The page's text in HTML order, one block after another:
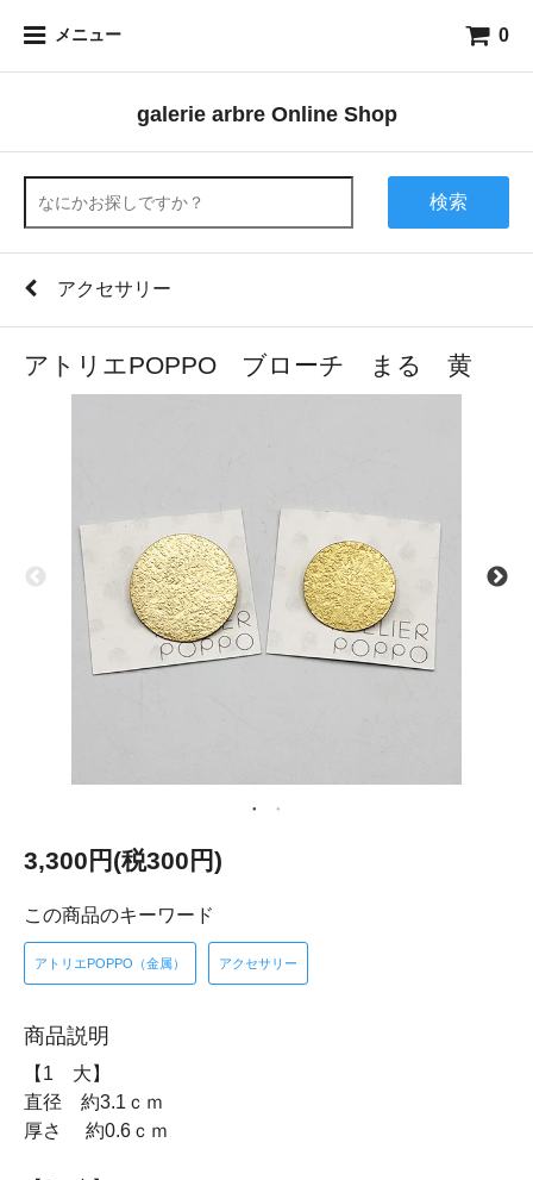
メニュー 0
galerie arbre Online Shop
検索
アクセサリー
アトリエPOPPO ブローチ まる 黄
3,300円(税300円)
この商品のキーワード
アトリエPOPPO（金属） アクセサリー
商品説明
【1 大】
直径 約3.1ｃｍ
厚さ 約0.6ｃｍ